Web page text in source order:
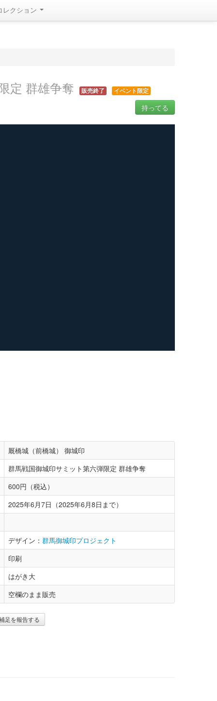
レクション
定 群雄争奪 販売終了 イベント限定
持ってる
厩橋城（前橋城） 御城印
群馬戦国御城印サミット第六弾限定 群雄争奪
600円（税込）
2025年6月7日（2025年6月8日まで）
デザイン： 群馬御城印プロジェクト
印刷
はがき大
空欄のまま販売
足を報告する